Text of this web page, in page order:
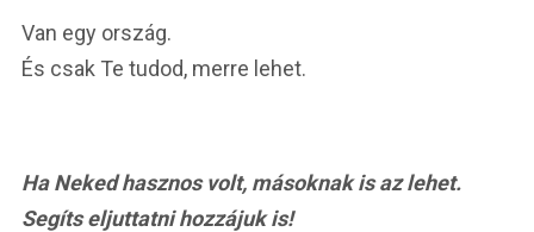
Van egy ország.
És csak Te tudod, merre lehet.
Ha Neked hasznos volt, másoknak is az lehet.
Segíts eljuttatni hozzájuk is!